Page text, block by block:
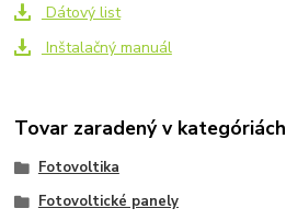
Dátový list
Inštalačný manuál
Tovar zaradený v kategóriách
Fotovoltika
Fotovoltické panely